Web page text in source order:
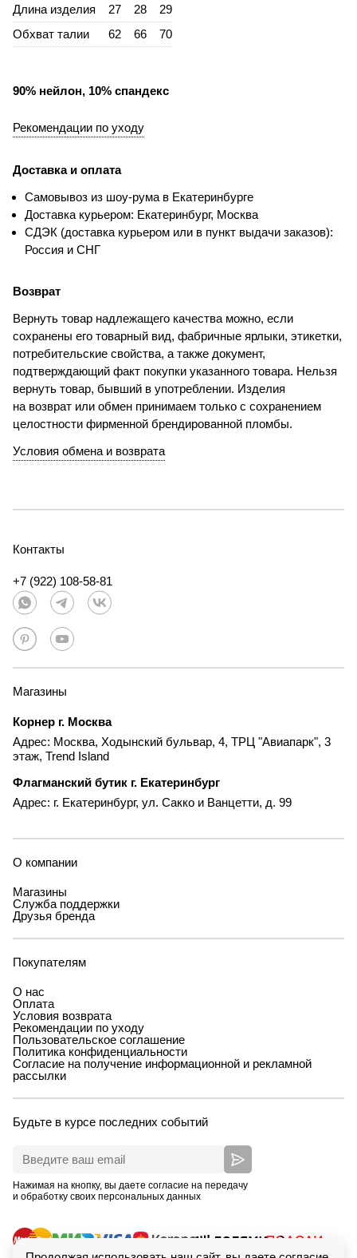
Длина изделия
27 28
29
Обхват талии
62 66 70
90% нейлон, 10% спандекс
Рекомендации по уходу
Доставка и оплата
Самовывоз из шоу-рума в Екатеринбурге
Доставка курьером: Екатеринбург, Москва
СДЭК (доставка курьером или в пункт выдачи заказов):
Россия и СНГ
Возврат
Вернуть товар надлежащего качества можно, если
сохранены его товарный вид, фабричные ярлыки, этикетки,
потребительские свойства, а также документ,
подтверждающий факт покупки указанного товара. Нельзя
вернуть товар, бывший в употреблении. Изделия
на возврат или обмен принимаем только с сохранением
целостности фирменной брендированной пломбы.
Условия обмена и возврата
Контакты
+7 (922) 108-58-81
Магазины
Корнер г. Москва
Адрес: Москва, Ходынский бульвар, 4, ТРЦ "Авиапарк", 3
этаж, Trend Island
Флагманский бутик г. Екатеринбург
Адрес: г. Екатеринбург, ул. Сакко и Ванцетти, д. 99
О компании
Магазины
Служба поддержки
Друзья бренда
Покупателям
О нас
Оплата
Условия возврата
Рекомендации по уходу
Пользовательское соглашение
Политика конфиденциальности
Согласие на получение информационной и рекламной
рассылки
Будьте в курсе последних событий
Нажимая на кнопку, вы даете согласие на передачу
и обработку своих персональных данных